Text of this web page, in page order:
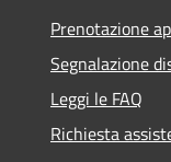
Prenotazione
Segnalazione
Leggi le FAQ
Richiesta